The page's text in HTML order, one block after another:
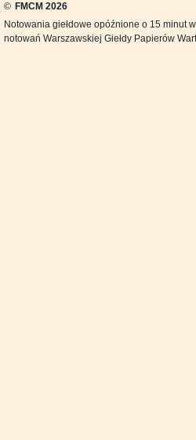
© FMCM 2026
Notowania giełdowe opóźnione o 15 minut
notowań Warszawskiej Giełdy Papierów